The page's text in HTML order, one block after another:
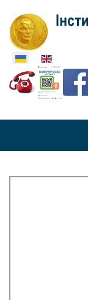
Оберіть свою мову